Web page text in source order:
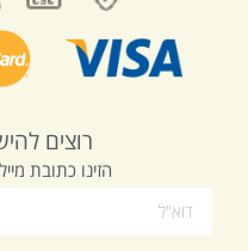
רוצים
הזינו כתובת